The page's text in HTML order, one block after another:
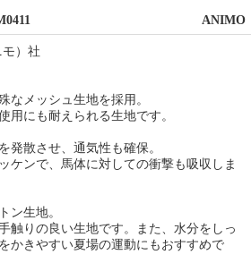
ANIMO
）社
なメッシュ生地を採用。
用にも耐えられる生地です。
発散させ、通気性も確保。
ケンで、馬体に対しての衝撃も吸収しま
ン生地。
触りの良い生地です。また、水分をしっ
かきやすい夏場の運動にもおすすめで